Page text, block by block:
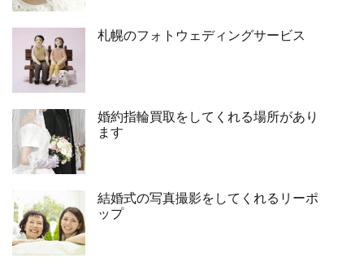
札幌のフォトウェディングサービス
婚約指輪買取をしてくれる場所があり
ます
結婚式の写真撮影をしてくれるリーポ
ップ